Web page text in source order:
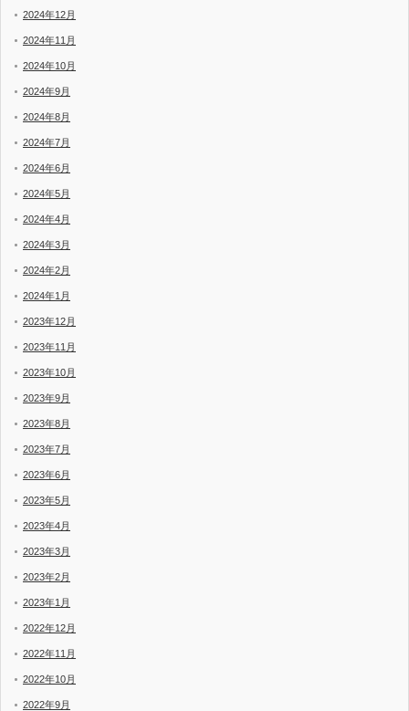
2024年12月
2024年11月
2024年10月
2024年9月
2024年8月
2024年7月
2024年6月
2024年5月
2024年4月
2024年3月
2024年2月
2024年1月
2023年12月
2023年11月
2023年10月
2023年9月
2023年8月
2023年7月
2023年6月
2023年5月
2023年4月
2023年3月
2023年2月
2023年1月
2022年12月
2022年11月
2022年10月
2022年9月